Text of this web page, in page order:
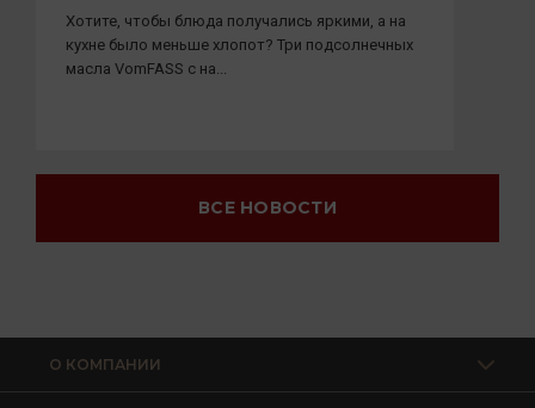
Хотите, чтобы блюда получались яркими, а на
кухне было меньше хлопот? Три подсолнечных
масла VomFASS с на...
ВСЕ НОВОСТИ
О КОМПАНИИ